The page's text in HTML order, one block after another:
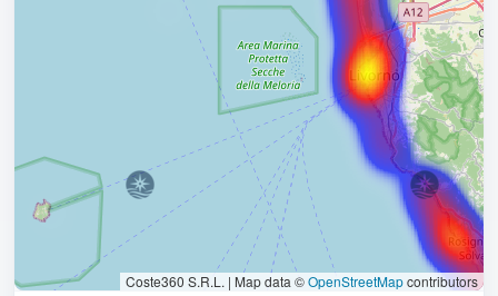
Coste360 S.R.L. | Map data ©OpenStreetMapcontributors